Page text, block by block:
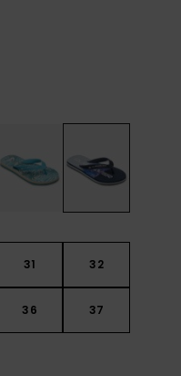
31 32
36 37